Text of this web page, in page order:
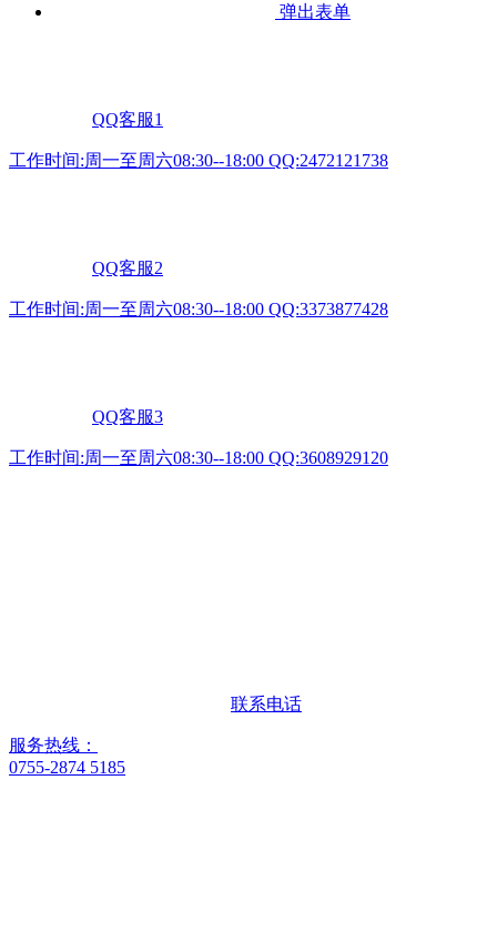
弹出表单
QQ客服1
工作时间:周一至周六08:30--18:00 QQ:2472121738
QQ客服2
工作时间:周一至周六08:30--18:00 QQ:3373877428
QQ客服3
工作时间:周一至周六08:30--18:00 QQ:3608929120
联系电话
服务热线：
0755-2874 5185